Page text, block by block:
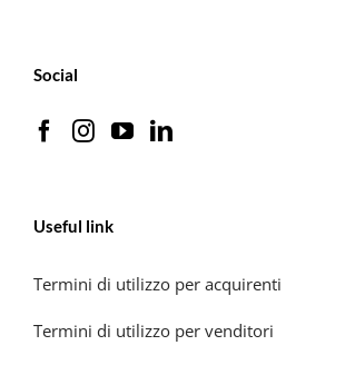
Social
Useful link
Termini di utilizzo per acquirenti
Termini di utilizzo per venditori